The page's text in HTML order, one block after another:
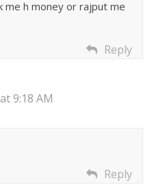
me h money or rajput me
Reply
9:18 AM
Reply